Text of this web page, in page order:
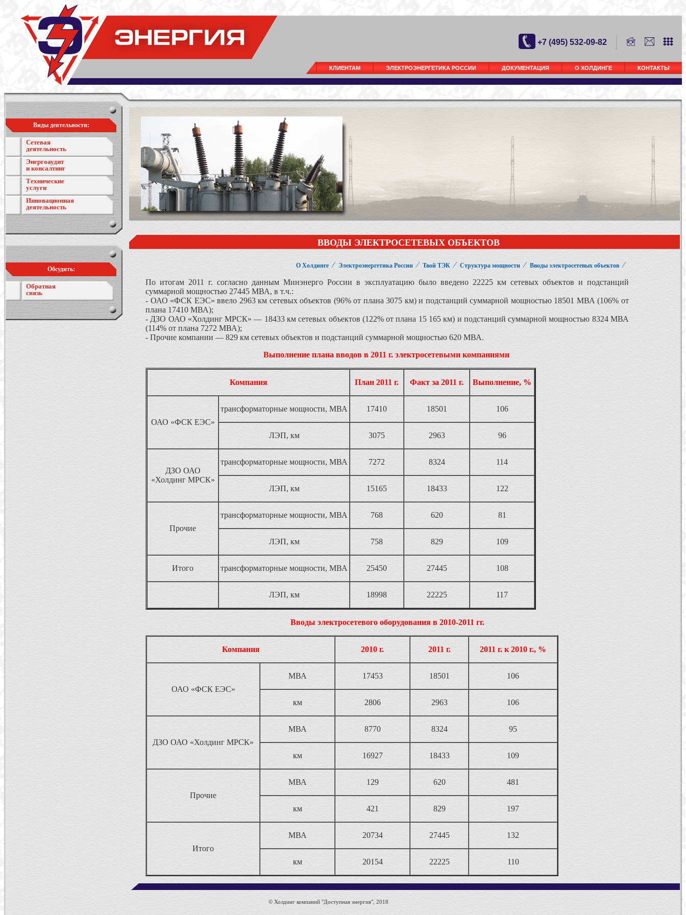
+7 (495) 532-09-82
КЛИЕНТАМ ЭЛЕКТРОЭНЕРГЕТИКА РОССИИ ДОКУМЕНТАЦИЯ О ХОЛДИНГЕ КОНТАКТЫ
Виды деятельности:
Сетевая
деятельность
Энергоаудит
и консалтинг
Технические
услуги
Инновационная
деятельность
Обсудить:
Обратная
связь
ВВОДЫ ЭЛЕКТРОСЕТЕВЫХ ОБЪЕКТОВ
О Холдинге ⁄ Электроэнергетика России ⁄ Твой ТЭК ⁄ Структура мощности ⁄ Вводы электросетевых объектов ⁄
По итогам 2011 г. согласно данным Минэнерго России в эксплуатацию было введено 22225 км сетевых объектов и подстанций
суммарной мощностью 27445 МВА, в т.ч.:
- ОАО «ФСК ЕЭС» ввело 2963 км сетевых объектов (96% от плана 3075 км) и подстанций суммарной мощностью 18501 МВА (106% от
плана 17410 МВА);
- ДЗО ОАО «Холдинг МРСК» — 18433 км сетевых объектов (122% от плана 15 165 км) и подстанций суммарной мощностью 8324 МВА
(114% от плана 7272 МВА);
- Прочие компании — 829 км сетевых объектов и подстанций суммарной мощностью 620 МВА.
Выполнение плана вводов в 2011 г. электросетевыми компаниями
Компания План 2011 г. Факт за 2011 г. Выполнение, %
ОАО «ФСК ЕЭС»
трансформаторные мощности, МВА 17410 18501 106
ЛЭП, км 3075 2963 96
ДЗО ОАО
«Холдинг МРСК»
трансформаторные мощности, МВА 7272 8324 114
ЛЭП, км 15165 18433 122
Прочие
трансформаторные мощности, МВА 768 620 81
ЛЭП, км 758 829 109
Итого трансформаторные мощности, МВА 25450 27445 108
ЛЭП, км 18998 22225 117
Вводы электросетевого оборудования в 2010-2011 гг.
Компания 2010 г. 2011 г. 2011 г. к 2010 г., %
ОАО «ФСК ЕЭС»
МВА 17453 18501 106
км 2806 2963 106
ДЗО ОАО «Холдинг МРСК»
МВА 8770 8324 95
км 16927 18433 109
Прочие
МВА 129 620 481
км 421 829 197
Итого
МВА 20734 27445 132
км 20154 22225 110
© Холдинг компаний "Доступная энергия", 2018